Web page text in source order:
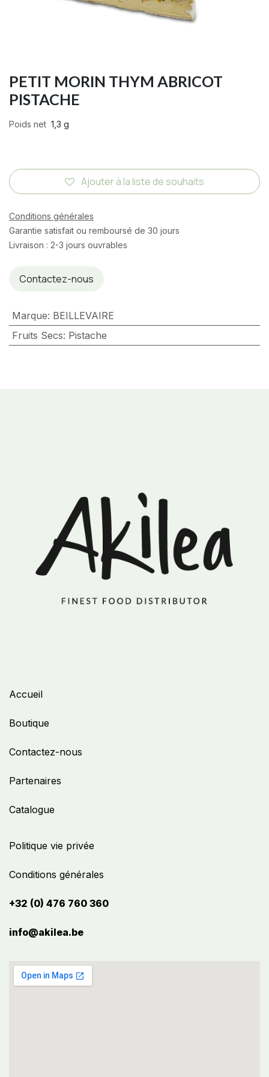
PETIT MORIN THYM ABRICOT
PISTACHE
Poids net 1,3 g
Ajouter à la liste de souhaits
Conditions générales
Garantie satisfait ou remboursé de 30 jours
Livraison : 2-3 jours ouvrables
Contactez-nous
Marque: BEILLEVAIRE
Fruits Secs: Pistache
Politique vie privée
Conditions générales
+32 (0) 476 760 360
info@akilea.be​
Accueil
Boutique
Contactez-nous
Partenaires
Catalogue